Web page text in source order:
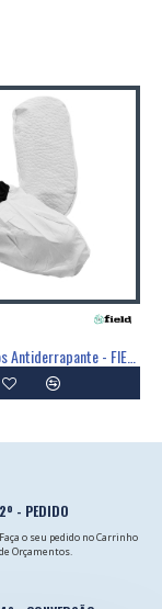
2º - PEDIDO
Faça o seu pedido no Carrinho
de Orçamentos.